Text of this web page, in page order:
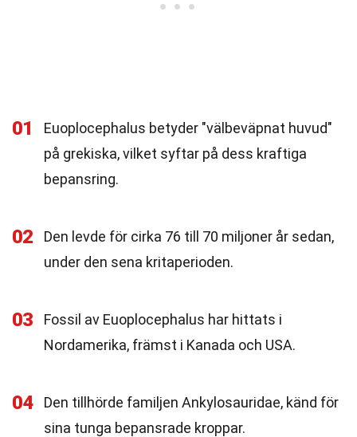
01
Euoplocephalus betyder "välbeväpnat huvud"
på grekiska, vilket syftar på dess kraftiga
bepansring.
02
Den levde för cirka 76 till 70 miljoner år sedan,
under den sena kritaperioden.
03
Fossil av Euoplocephalus har hittats i
Nordamerika, främst i Kanada och USA.
04
Den tillhörde familjen Ankylosauridae, känd för
sina tunga bepansrade kroppar.